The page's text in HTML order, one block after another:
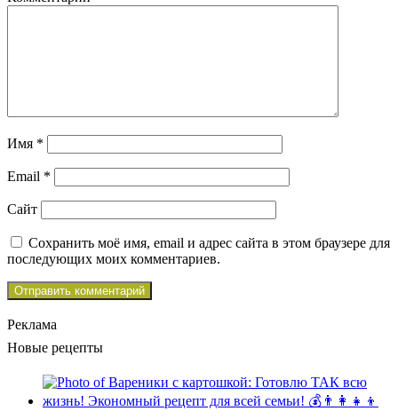
Имя *
Email *
Сайт
Сохранить моё имя, email и адрес сайта в этом браузере для
последующих моих комментариев.
Реклама
Новые рецепты